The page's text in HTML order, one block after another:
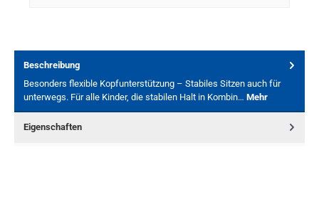
Beschreibung
Besonders flexible Kopfunterstützung – Stabiles Sitzen auch für
unterwegs. Für alle Kinder, die stabilen Halt in Kombin… Mehr
Eigenschaften